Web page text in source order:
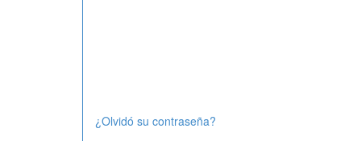
¿Olvidó su contraseña?